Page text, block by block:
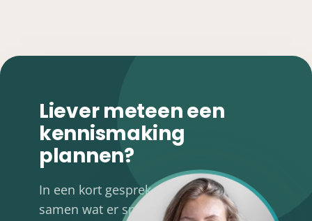
Liever meteen een
kennismaking
plannen?
In een kort gesprek verkennen we
samen wat er speelt en waar je het